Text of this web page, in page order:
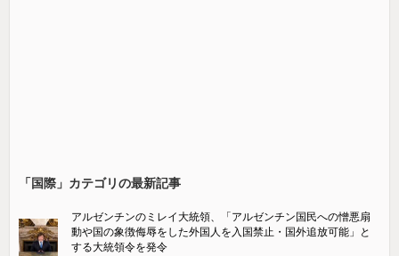
「国際」カテゴリの最新記事
アルゼンチンのミレイ大統領、「アルゼンチン国民への憎悪扇
動や国の象徴侮辱をした外国人を入国禁止・国外追放可能」と
する大統領令を発令